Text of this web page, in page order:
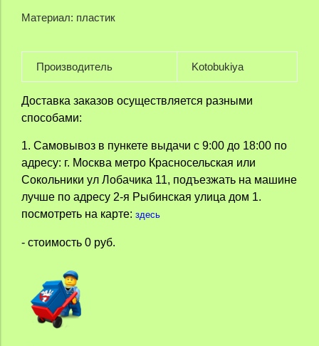
Материал: пластик
Производитель Kotobukiya
Доставка заказов осуществляется разными
способами:
1. Самовывоз в пункете выдачи с 9:00 до 18:00 по
адресу: г. Москва метро Красносельская или
Сокольники ул Лобачика 11, подъезжать на машине
лучше по адресу 2-я Рыбинская улица дом 1.
посмотреть на карте: здесь
- стоимость 0 руб.